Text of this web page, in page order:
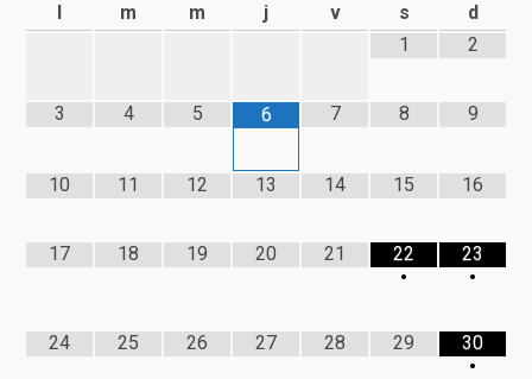
l m m j v s
d
1
2
3 4 5 6 7 8 9
10 11 12 13 14 15 16
17 18 19 20 21
22
•
23
•
24 25 26 27 28 29
30
•